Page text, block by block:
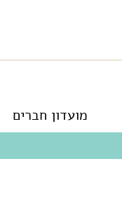
מועדון חברים